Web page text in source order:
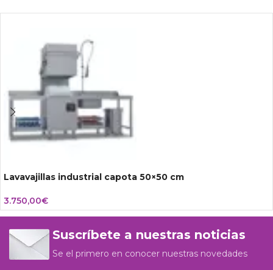
Lavavajillas industrial capota 50×50 cm
3.750,00€
Suscríbete a nuestras noticias
Se el primero en conocer nuestras novedades